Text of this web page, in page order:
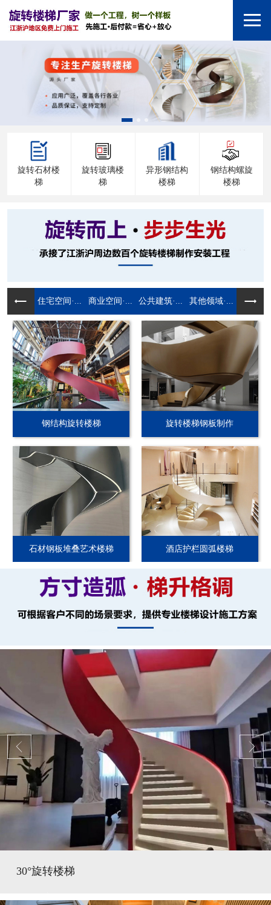
旋转石材楼
梯
旋转玻璃楼
梯
异形钢结构
楼梯
钢结构螺旋
楼梯
住宅空间·... 商业空间·... 公共建筑·... 其他领域·...
钢结构旋转楼梯 旋转楼梯钢板制作
石材钢板堆叠艺术楼梯 酒店护栏圆弧楼梯
30°旋转楼梯